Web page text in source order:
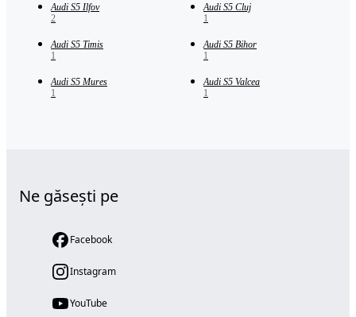
Audi S5 Ilfov
2
Audi S5 Cluj
1
Audi S5 Timis
1
Audi S5 Bihor
1
Audi S5 Mures
1
Audi S5 Valcea
1
Ne găsești pe
Facebook
Instagram
YouTube